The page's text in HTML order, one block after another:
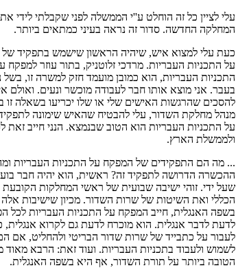
עלי לציין כל זה הוחלט ע''י הממשלה לפני שקבלתי לידי את
המחלקה החדשה. סדור זה נראה בעיני כמתאים ביותר.
כעת עלי למצוא איש, שיהיה הראשון שישמש בתפקיד
על התכניות העבריות. מרדכי זלוטניק, בתור עוזר למפקח
התכניות העבריות, הוא כמובן מועמד חזק למשרה זו, בשל
בעבר. אני מוצא אותו חבר לעבודה מוכשר ונעים. ואולם
להסכים שהרגשות האישים שלי או שלו יכריעו בשאלה זו
מנהל מחלקת השדור, עלי להבטיח שהאיש שימונה
על התכניות העבריות הוא הטוב שבנמצא. הנני חייב זאת
ולממשלת הארץ.
... מה הם התפקידים של המפקח על התכניות העבריות
ההכשרה הדרושה לתפקיד זה? ראשית, הוא יהיה חבר
שעל ידי. זוהי ישיבה שבועית של ראשי המחלקות
הכללי ואת השיטות של שרות השדור. מכיון שישיבות
בשפה האנגלית, חייב המפקח על התכניות העבריות לכל
לדעת לדבר אנגלית. הוא מוכרח לדעת גם לקרוא אנגלית,
לעבור על כתבייד של שרות שדור הבריטי ולהחליט, אם
לשמוש ולעבוד בתכניות העבריות. ועוד זאת: הרבא מאוד
הטובה ביותר על תורת השדור, אף היא בשפה האנגלית.